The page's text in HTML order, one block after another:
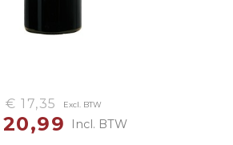
€ 17,35 Excl. BTW
Incl. BTW